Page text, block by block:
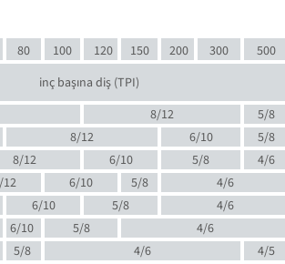
80 100 120 150 200 300
500
inç başına diş (TPI)
8/12
5/8
8/12 6/10
5/8
8/12 6/10 5/8
4/6
6/10 5/8
4/6
6/10 5/8
4/6
6/10 5/8
4/6
5/8 4/6
4/5